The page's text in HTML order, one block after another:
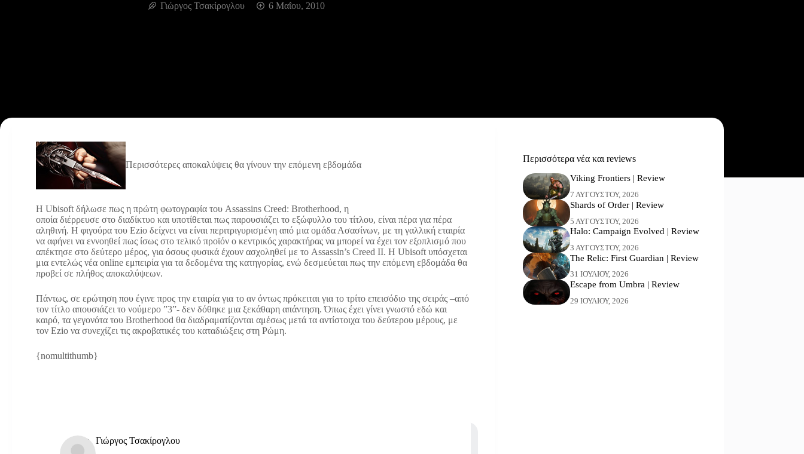
Γιώργος Τσακίρογλου 6 Μαΐου, 2010
Περισσότερες αποκαλύψεις θα γίνουν την επόμενη εβδομάδα
Η Ubisoft δήλωσε πως η πρώτη φωτογραφία του Assassins Creed: Brotherhood, η
οποία διέρρευσε στο διαδίκτυο και υποτίθεται πως παρουσιάζει το εξώφυλλο του τίτλου, είναι πέρα για πέρα
αληθινή. Η φιγούρα του Ezio δείχνει να είναι περιτριγυρισμένη από μια ομάδα Ασασίνων, με τη γαλλική εταιρία
να αφήνει να εννοηθεί πως ίσως στο τελικό προϊόν ο κεντρικός χαρακτήρας να μπορεί να έχει τον εξοπλισμό που
απέκτησε στο δεύτερο μέρος, για όσους φυσικά έχουν ασχοληθεί με το Assassin’s Creed II. H Ubisoft υπόσχεται
μια εντελώς νέα online εμπειρία για τα δεδομένα της κατηγορίας, ενώ δεσμεύεται πως την επόμενη εβδομάδα θα
προβεί σε πλήθος αποκαλύψεων.
Πάντως, σε ερώτηση που έγινε προς την εταιρία για το αν όντως πρόκειται για το τρίτο επεισόδιο της σειράς –από
τον τίτλο απουσιάζει το νούμερο ”3”- δεν δόθηκε μια ξεκάθαρη απάντηση. Όπως έχει γίνει γνωστό εδώ και
καιρό, τα γεγονότα του Brotherhood θα διαδραματίζονται αμέσως μετά τα αντίστοιχα του δεύτερου μέρους, με
τον Ezio να συνεχίζει τις ακροβατικές του καταδιώξεις στη Ρώμη.
{nomultithumb}
Γιώργος Τσακίρογλου
Περισσότερα νέα και reviews
Viking Frontiers | Review
7 ΑΥΓΟΎΣΤΟΥ, 2026
Shards of Order | Review
5 ΑΥΓΟΎΣΤΟΥ, 2026
Halo: Campaign Evolved | Review
3 ΑΥΓΟΎΣΤΟΥ, 2026
The Relic: First Guardian | Review
31 ΙΟΥΛΊΟΥ, 2026
Escape from Umbra | Review
29 ΙΟΥΛΊΟΥ, 2026